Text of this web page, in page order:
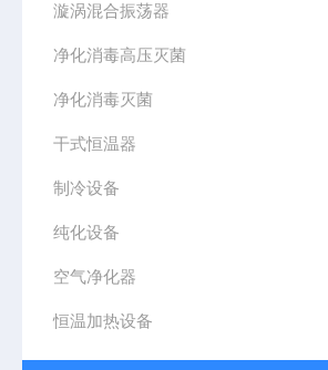
漩涡混合振荡器
净化消毒高压灭菌
净化消毒灭菌
干式恒温器
制冷设备
纯化设备
空气净化器
恒温加热设备